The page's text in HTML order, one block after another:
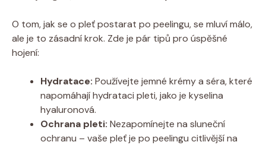
O tom, jak se o pleť postarat po peelingu, se mluví málo,
ale je to zásadní krok. Zde je pár tipů pro úspěšné
hojení:
Hydratace: Používejte jemné krémy a séra, které
napomáhají hydrataci pleti, jako je kyselina
hyaluronová.
Ochrana pleti: Nezapomínejte na sluneční
ochranu – vaše pleť je po peelingu citlivější na